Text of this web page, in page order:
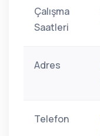
Çalışma
Saatleri
Adres
Telefon